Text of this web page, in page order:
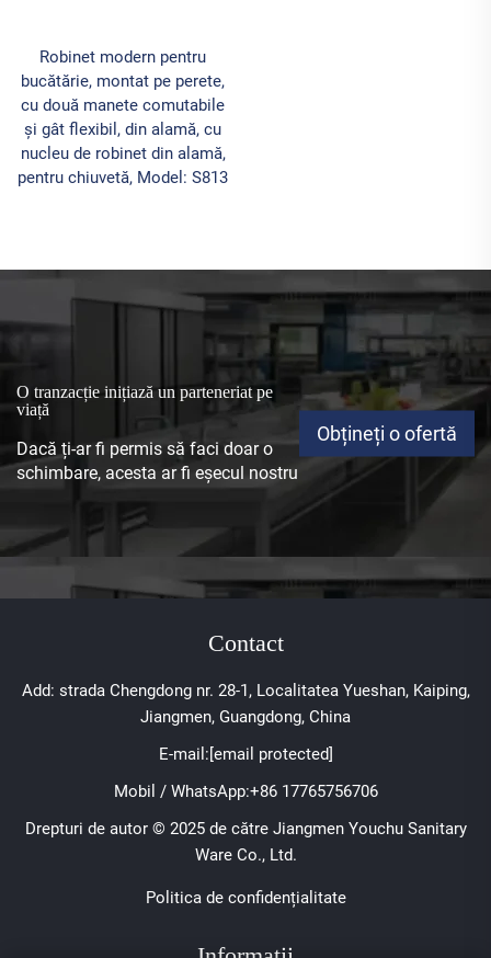
Robinet modern pentru
bucătărie, montat pe perete,
cu două manete comutabile
și gât flexibil, din alamă, cu
nucleu de robinet din alamă,
pentru chiuvetă, Model: S813
O tranzacție inițiază un parteneriat pe
viață
Dacă ți-ar fi permis să faci doar o
schimbare, acesta ar fi eșecul nostru
Obțineți o ofertă
Contact
Add: strada Chengdong nr. 28-1, Localitatea Yueshan, Kaiping,
Jiangmen, Guangdong, China
E-mail:[email protected]
Mobil / WhatsApp:+86 17765756706
Drepturi de autor © 2025 de către Jiangmen Youchu Sanitary
Ware Co., Ltd.
Politica de confidențialitate